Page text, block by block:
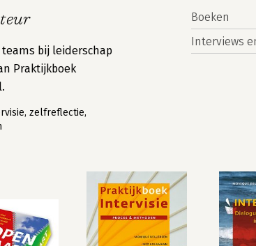
bij leiderschap
Praktijkboek
zelfreflectie,
Boeken
Interviews